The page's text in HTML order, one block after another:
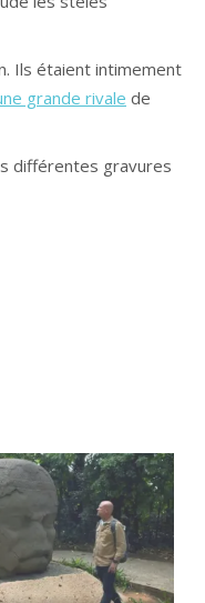
Ils étaient intimement
grande rivale de
différentes gravures